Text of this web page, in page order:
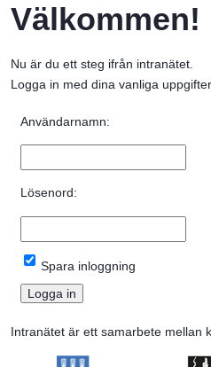
Välkommen!
Nu är du ett steg ifrån intranätet.
Logga in med dina vanliga
Inloggning
Användarnamn:
Lösenord:
Spara inloggning
Intranätet är ett samarbete mellan